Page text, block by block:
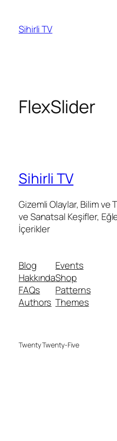
Sihirli TV
FlexSlider
Sihirli TV
Gizemli Olaylar, Bilim ve
ve Sanatsal Keşifler,
İçerikler
Blog
Hakkında
FAQs
Authors
Events
Shop
Patterns
Themes
Twenty Twenty-Five